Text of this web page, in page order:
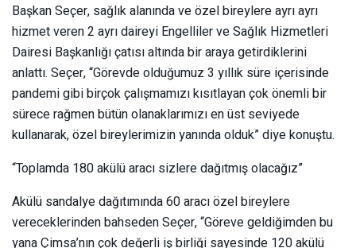
Başkan Seçer, sağlık alanında ve özel bireylere ayrı ayrı
hizmet veren 2 ayrı daireyi Engelliler ve Sağlık Hizmetleri
Dairesi Başkanlığı çatısı altında bir araya getirdiklerini
anlattı. Seçer, “Görevde olduğumuz 3 yıllık süre içerisinde
pandemi gibi birçok çalışmamızı kısıtlayan çok önemli bir
sürece rağmen bütün olanaklarımızı en üst seviyede
kullanarak, özel bireylerimizin yanında olduk” diye konuştu.
“Toplamda 180 akülü aracı sizlere dağıtmış olacağız”
Akülü sandalye dağıtımında 60 aracı özel bireylere
vereceklerinden bahseden Seçer, “Göreve geldiğimden bu
yana Çimsa’nın çok değerli iş birliği sayesinde 120 akülü